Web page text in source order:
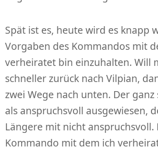
Spät ist es, heute wird es knapp
Vorgaben des Kommandos mit
verheiratet bin einzuhalten. Will
schneller zurück nach Vilpian,
zwei Wege nach unten. Der ganz
als anspruchsvoll ausgewiesen,
Längere mit nicht anspruchsvoll.
Kommando mit dem ich